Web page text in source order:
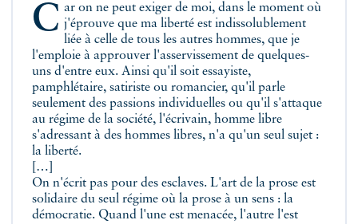
Car on ne peut exiger de moi, dans le moment où j'éprouve que ma liberté est indissolublement
liée à celle de tous les autres hommes, que je
l'emploie à approuver l'asservissement de quelques-
uns d'entre eux. Ainsi qu'il soit essayiste,
pamphlétaire, satiriste ou romancier, qu'il parle
seulement des passions individuelles ou qu'il s'attaque
au régime de la société, l'écrivain, homme libre
s'adressant à des hommes libres, n'a qu'un seul sujet :
la liberté.
[…]
On n'écrit pas pour des esclaves. L'art de la prose est
solidaire du seul régime où la prose à un sens : la
démocratie. Quand l'une est menacée, l'autre l'est